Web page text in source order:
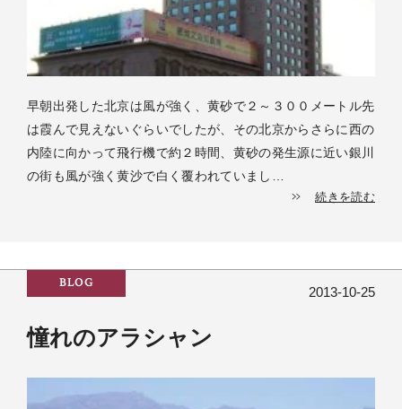
早朝出発した北京は風が強く、黄砂で２～３００メートル先
は霞んで見えないぐらいでしたが、その北京からさらに西の
内陸に向かって飛行機で約２時間、黄砂の発生源に近い銀川
の街も風が強く黄沙で白く覆われていまし…
続きを読む
BLOG
2013-10-25
憧れのアラシャン